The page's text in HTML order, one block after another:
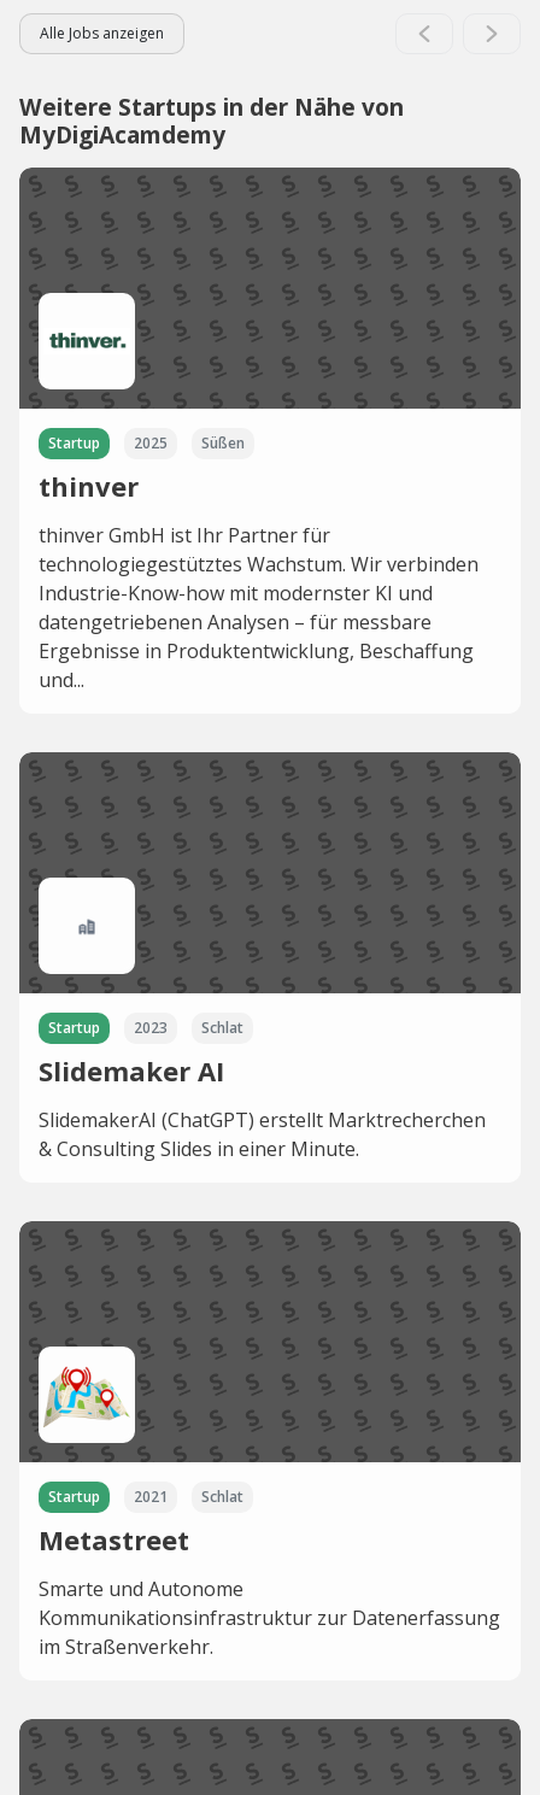
Alle Jobs anzeigen
Weitere Startups in der Nähe von
MyDigiAcamdemy
Startup 2025 Süßen
thinver
thinver GmbH ist Ihr Partner für
technologiegestütztes Wachstum. Wir verbinden
Industrie-Know-how mit modernster KI und
datengetriebenen Analysen – für messbare
Ergebnisse in Produktentwicklung, Beschaffung
und...
Startup 2023 Schlat
Slidemaker AI
SlidemakerAI (ChatGPT) erstellt Marktrecherchen
& Consulting Slides in einer Minute.
Startup 2021 Schlat
Metastreet
Smarte und Autonome
Kommunikationsinfrastruktur zur Datenerfassung
im Straßenverkehr.